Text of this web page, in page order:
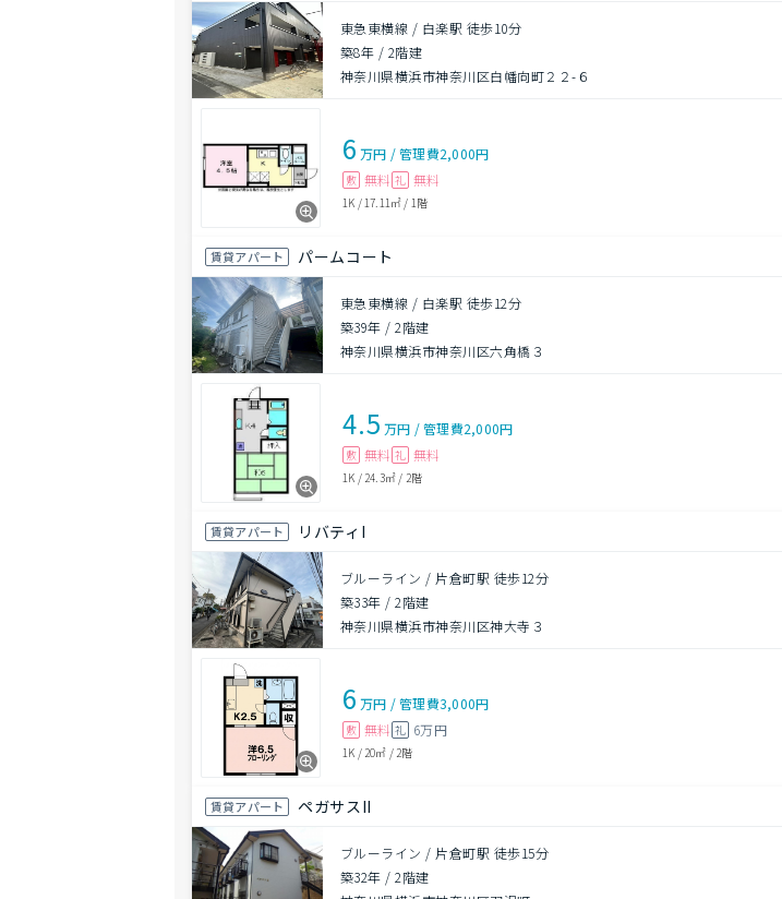
東急東横線 / 白楽駅 徒歩10分
築8年 / 2階建
神奈川県横浜市神奈川区白幡向町２２-６
6 万円 /管理費2,000円
敷 無料 礼 無料
1K / 17.11㎡ / 1階
賃貸アパート パームコート
東急東横線 / 白楽駅 徒歩12分
築39年 /2階建
神奈川県横浜市神奈川区六角橋３
4.5 万円 /管理費2,000円
敷 無料 礼 無料
1K / 24.3㎡ / 2階
賃貸アパート リバティI
ブルーライン / 片倉町駅 徒歩12分
築33年 /2階建
神奈川県横浜市神奈川区神大寺３
6 万円 /管理費3,000円
敷 無料 礼 6万円
1K / 20㎡ / 2階
賃貸アパート ペガサスII
ブルーライン / 片倉町駅 徒歩15分
築32年 /2階建